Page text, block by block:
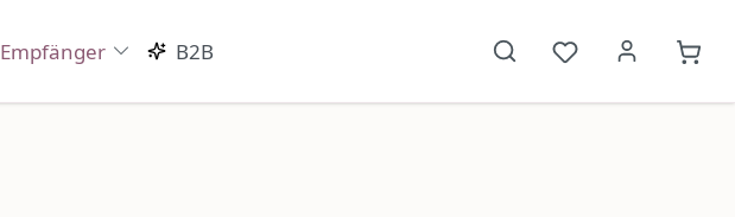
Empfänger B2B
Du hast 0